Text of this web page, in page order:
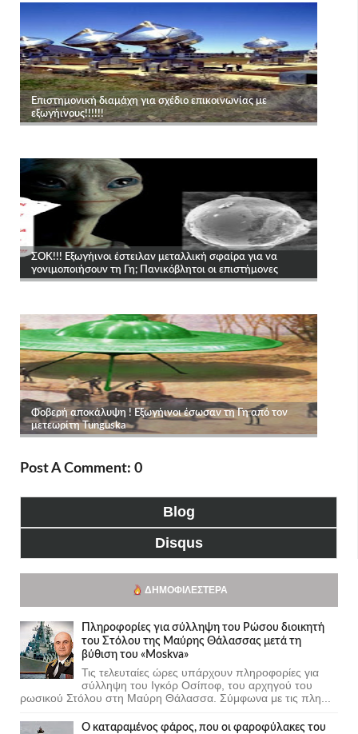
Post A Comment: 0
Blog
Disqus
ΔΗΜΟΦΙΛΈΣΤΕΡΑ
Πληροφορίες για σύλληψη του Ρώσου διοικητή
του Στόλου της Mαύρης Θάλασσας μετά τη
βύθιση του «Moskva»
Τις τελευταίες ώρες υπάρχουν πληροφορίες για
σύλληψη του Ιγκόρ Οσίποφ, του αρχηγού του
ρωσικού Στόλου στη Μαύρη Θάλασσα. Σύμφωνα με τις πλη...
Ο καταραμένος φάρος, που οι φαροφύλακες του